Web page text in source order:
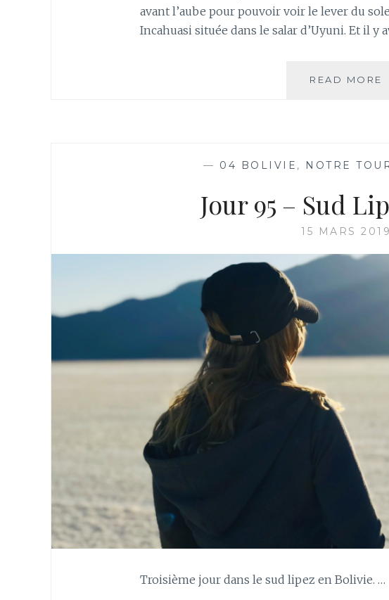
avant l’aube pour pouvoir voir le lever du
Incahuasi située dans le salar d’Uyuni. Et il y
READ MORE
— 04 BOLIVIE , NOTRE
Jour 95 – Sud
15 MARS 2019
Troisième jour dans le sud lipez en Bolivie. …